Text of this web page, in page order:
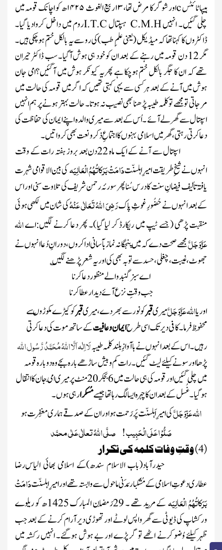
ہیپاٹائٹسcاورشوگر کا مرض تھا،۱۳ربیع الغوث۱۴۲۵ھ کو اچانک قومہ میں
چلی گئیں۔ انہیںC.M.HہسپتالI.T.Cروم میں داخل کروادیا گیا۔
ڈاکٹروں کا کہنا تھا کہ میڈیکل(یعنی علمِ طب)کی رو سے یہ بالکل ختم ہوچکی ہیں۔
مگر12دن قومہ میں رہنے کے بعد ان کو خود ہی ہوش آگیا۔ سب ڈاکٹر حیران
تھے کہ ان کا جگر بالکل ختم ہوچکا ہے پھریہ کیونکر ہوش میں آگئیں؟امی جان
ہوش میں آنے کے بعد ہر کسی سے یہی کہتی تھیں کہ اگر میں قومہ کی حالت میں
مر جاتی تو مجھے توکلمہ طیبہپڑھنا بھی نصیب نہ ہوتا ۔ حالت بہتر ہونے پر ہم انہیں
اسپتال سے گھر لے آئے ۔اُس کے بعد سے میری والدہ اپنےایمان کی حفاظتکی
دعا کرتی رہتی، گھر میں اسلامی بہنوں کااجتماعِ ذکرو نعتبھی کرواتیں۔
اسپتالسے آنے کے ایکماہ 22دن
بعد بروز ہفتہ رات کے وقت
انہوں نے شیخِ طریقتامیرِ اہلسنّتدَامَتْ بَرَکاتُہُمُ الْعَالِیَہکی بین الاقوامی شہرت
یافتہ تألیففیضانِ سنتکا درس سُنا پھرسورئہ رحمنشریف کی تلاوت سنی اور اس
کے بعد انہوں نےحُضُورِ غوثِ پاکرَضِیَ اللہُ تَعَالٰی عَنْہُکی شان میں لکھی ہوئی
منقبت پڑھی(جسے ٹیپ میں ریکارڈ کر لیا گیا)۔ پھر دعا کرنے لگیں:اےاللہ
عَزَّوَجَلَّمجھے صحت دے کہ میں پنجگانہنما زبآسانی ادا کروں ،دورانِ دُعا انہوں نے
جھوٹ، غیبت، چغلی، حسد سےتوبہبھی کی اور یہ شعر پڑھنے لگیں ؎
ا ے سبز گنبد والے منظور دعا کرنا
جب وقتِ نزع آئے دیدار عطا کرنا
اور یااللہعَزَّوَجَلَّمیریقبرکو نور سے بھردے، میریقبرکو کیڑے مکوڑوںسے
مَحفوظ فرما۔کافی دیر تک اسی طرحایمان و عافیتکے ساتھ موت کی دعاکرتی
رہیں۔ اس کے بعد انہوں نے باآوازِ بلند کلمہ طیبہلَا اِلٰہ اَلَّا اللہُ مُحَمَّدُ رَّسُول اللہ
پڑھا اور سونے کیلئے لیٹ گئیں۔ رات کم وبیش ساڑھے بارہ بجے وہ دوبارہ قومہ
میں چلی گئیں اور قومہ کی ہی حالت میں6بجکر 20منٹ
پر میری امّی جان کا انتقال
ہوگیا۔غُسل کے بعد ان کا چہرہ ایسا لگ رہا تھا جیسےمُسکرارہی ہوں۔
اللّٰہعَزّوَجَلَّکی امیرِ اَہلسنّت پَر رَحمت ہو اور ان کے صد قے ہماری مغفِرت ہو
صَلُّوْ ا عَلَی الْحَبِیب ! صلَّی اللّٰہُ تعالٰی عَلٰی محمَّد
(4) وقتِ وفات کلمہ کی تکرار
حیدرآباد(باب الاسلام سندھ)کے اسلامی بھائیالیاسرضا
عطاریدعوتِ اسلامیکے مُشکبار مَدَنی ماحول سے وابستہ تھے اورامیرِ اہلسنّتدَامَتْ
بَرَکاتُہُمُ الْعَالِیَہکے مُرید تھے ۔29رَمَضان المبارک 1425ھ کو
ریلوے
ورکشاپ کی ڈیوٹی سے گھر واپس لوٹے اور تھوڑی دیر آرام کرنے کے بعد جب
ظہر کیلئے وُضو کرنے اٹھے تو گر پڑے اور بے ہوش ہوگئے۔ انہیں رکشہ میں